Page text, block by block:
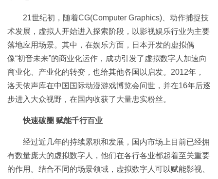
21世纪初，随着CG(Computer Graphics)、动作捕捉技
术发展，虚拟人开始进入探索阶段，以影视娱乐行业为主要
落地应用场景。其中，在娱乐方面，日本开发的虚拟偶
像“初音未来”的商业化运作，成功引发了虚拟数字人加速向
商业化、产业化的转变，也给其他各国以启发。2012年，
洛天依声库在中国国际动漫游戏博览会问世，并在16年后逐
步进入大众视野，在国内收获了大量忠实粉丝。
快速破圈 赋能千行百业
经过近几年的持续累积和发展，国内市场上目前已经拥
有数量庞大的虚拟数字人，他们在各行各业都起着至关重要
的作用。结合不同的场景领域，虚拟数字人可以赋能影视、